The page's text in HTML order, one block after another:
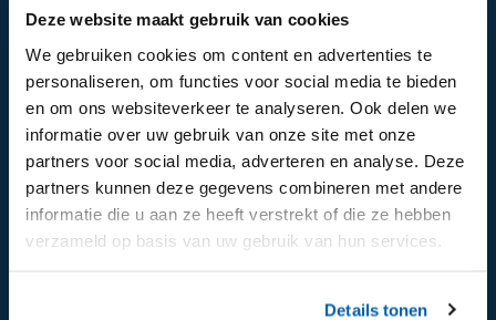
Deze website maakt gebruik van cookies
We gebruiken cookies om content en advertenties te
personaliseren, om functies voor social media te bieden
en om ons websiteverkeer te analyseren. Ook delen we
informatie over uw gebruik van onze site met onze
partners voor social media, adverteren en analyse. Deze
partners kunnen deze gegevens combineren met andere
informatie die u aan ze heeft verstrekt of die ze hebben
verzameld op basis van uw gebruik van hun services.
Details tonen
024-6492811 Mail ons
Volg ons op: